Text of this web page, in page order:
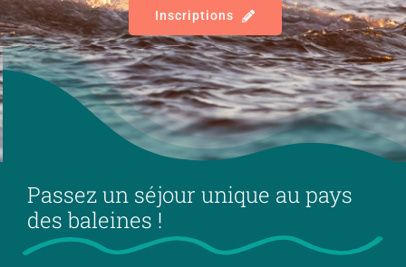
Inscriptions
Passez un séjour unique au pays
des baleines !